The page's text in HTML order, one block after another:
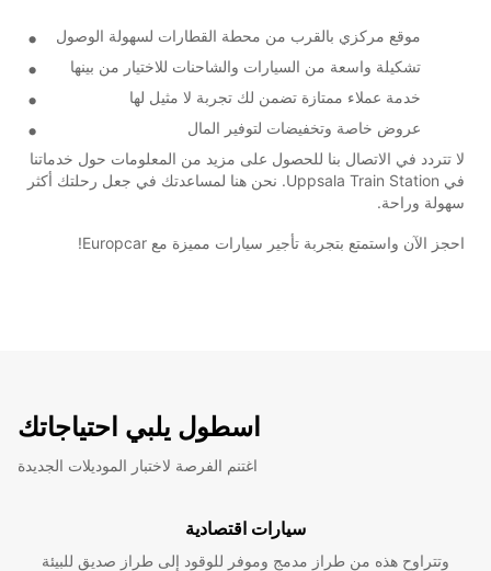
موقع مركزي بالقرب من محطة القطارات لسهولة الوصول
تشكيلة واسعة من السيارات والشاحنات للاختيار من بينها
خدمة عملاء ممتازة تضمن لك تجربة لا مثيل لها
عروض خاصة وتخفيضات لتوفير المال
لا تتردد في الاتصال بنا للحصول على مزيد من المعلومات حول خدماتنا
في Uppsala Train Station. نحن هنا لمساعدتك في جعل رحلتك أكثر
سهولة وراحة.
احجز الآن واستمتع بتجربة تأجير سيارات مميزة مع Europcar!
اسطول يلبي احتياجاتك
اغتنم الفرصة لاختبار الموديلات الجديدة
سيارات اقتصادية
وتتراوح هذه من طراز مدمج وموفر للوقود إلى طراز صديق للبيئة